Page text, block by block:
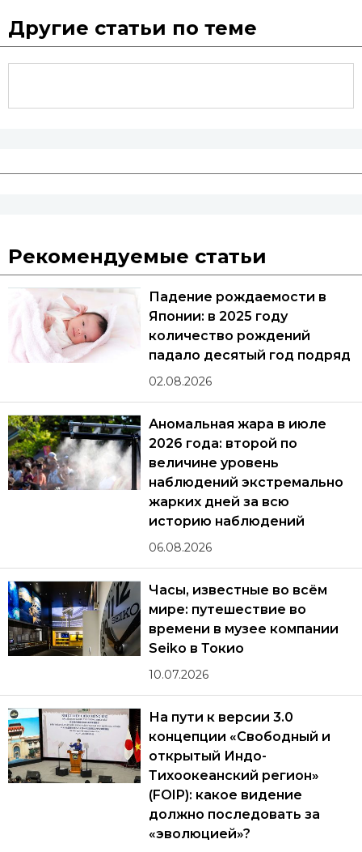
Другие статьи по теме
Рекомендуемые статьи
Падение рождаемости в
Японии: в 2025 году
количество рождений
падало десятый год подряд
02.08.2026
Аномальная жара в июле
2026 года: второй по
величине уровень
наблюдений экстремально
жарких дней за всю
историю наблюдений
06.08.2026
Часы, известные во всём
мире: путешествие во
времени в музее компании
Seiko в Токио
10.07.2026
На пути к версии 3.0
концепции «Свободный и
открытый Индо-
Тихоокеанский регион»
(FOIP): какое видение
должно последовать за
«эволюцией»?